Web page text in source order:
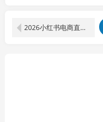
2026小红书电商直播小课，低成本投流截流玩法，多类目爆款商家经验完整拆解教学